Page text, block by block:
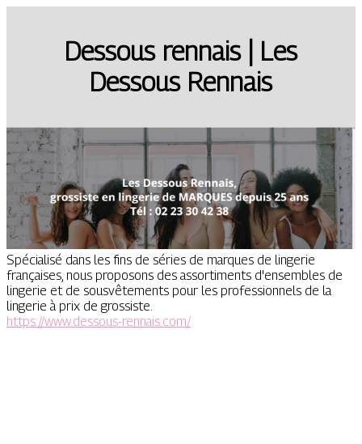
Dessous rennais | Les
Dessous Rennais
Spécialisé dans les fins de séries de marques de lingerie
françaises, nous proposons des assortiments d'ensembles de
lingerie et de sousvêtements pour les professionnels de la
lingerie à prix de grossiste.
https://www.dessous-rennais.com/